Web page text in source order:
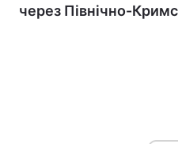
через Північно-